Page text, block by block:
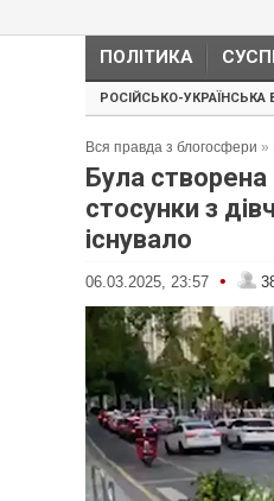
ПОЛІТИКА
РОСІЙСЬКО-УКРАЇНСЬКА
Вся правда з блогосфери »
Була створена
стосунки з
існувало
06.03.2025, 23:57 •